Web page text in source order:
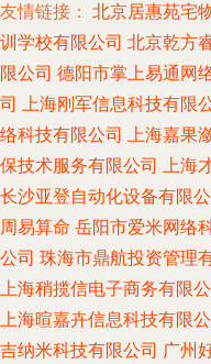
友情链接： 北京居惠苑宅
训学校有限公司 北京乾方
限公司 德阳市掌上易通网
司 上海刚军信息科技有限
络科技有限公司 上海嘉果
保技术服务有限公司 上海
长沙亚登自动化设备有限公
周易算命 岳阳市爱米网络
公司 珠海市鼎航投资管理
上海稍揽信电子商务有限公
上海暄嘉卉信息科技有限公
吉纳米科技有限公司 广州